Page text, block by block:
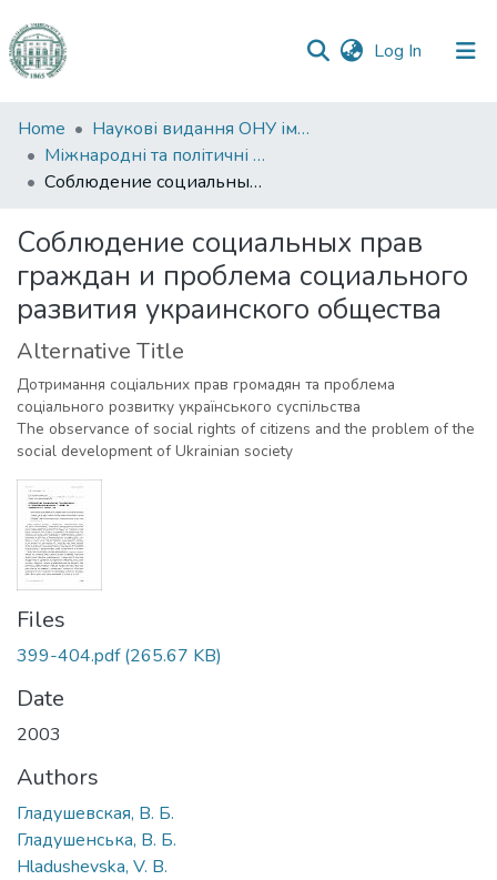
Log In (current)
Communities
&
Collections
Statistics
Home
Наукові видання ОНУ імені І. І. Мечникова
Міжнародні та політичні дослідження
Соблюдение социальных прав граждан и проблема социального развития украинского общества
Соблюдение социальных прав
граждан и проблема социального
развития украинского общества
Alternative Title
Дотримання соціальних прав громадян та проблема
соціального розвитку українського суспільства
The observance of social rights of citizens and the problem of the
social development of Ukrainian society
Files
399-404.pdf(265.67 KB)
Date
2003
Authors
Гладушевская, В. Б.
Гладушенська, В. Б.
Hladushevska, V. B.